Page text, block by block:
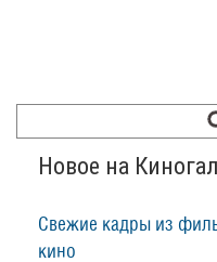
Новое на
Свежие кадры из
кино